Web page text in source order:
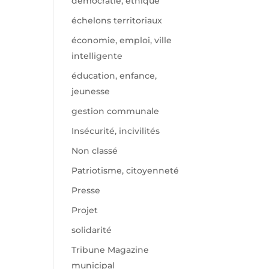
échelons territoriaux
économie, emploi, ville
intelligente
éducation, enfance,
jeunesse
gestion communale
Insécurité, incivilités
Non classé
Patriotisme, citoyenneté
Presse
Projet
solidarité
Tribune Magazine
municipal